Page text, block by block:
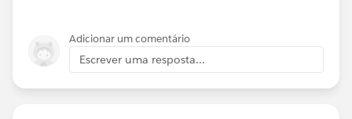
Adicionar um comentário
Escrever uma resposta...